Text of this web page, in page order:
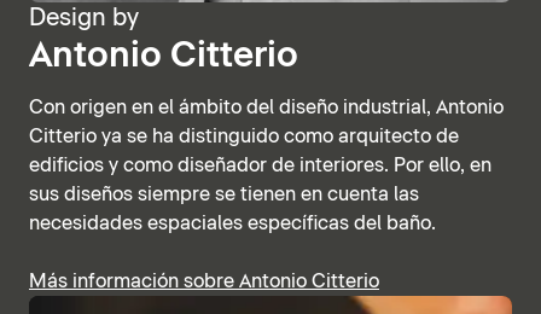
Design by
Antonio Citterio
Con origen en el ámbito del diseño industrial, Antonio
Citterio ya se ha distinguido como arquitecto de
edificios y como diseñador de interiores. Por ello, en
sus diseños siempre se tienen en cuenta las
necesidades espaciales específicas del baño.
Más información sobre Antonio Citterio